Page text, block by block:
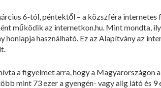
6-tól, péntektől – a közszféra
működik az internetkon.hu. Mint mondta,
honlapja használható. Ez az Alapítvány az
a figyelmet arra, hogy a
mint 73 ezer a gyengén- vagy alig látó és